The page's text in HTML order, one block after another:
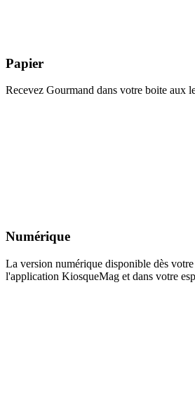
Papier
Recevez Gourmand dans votre boite aux
Numérique
La version numérique disponible dès
l'application KiosqueMag et dans votre